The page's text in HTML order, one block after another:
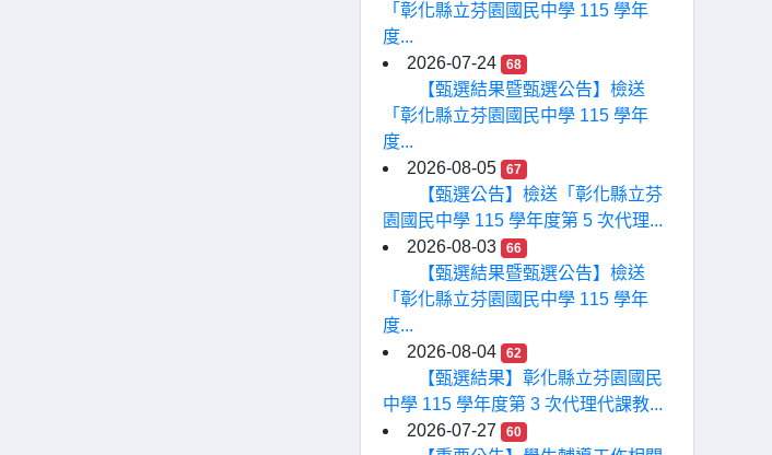
「彰化縣立芬園國民中學 115 學年
度...
2026-07-24
68
【甄選結果暨甄選公告】檢送
「彰化縣立芬園國民中學 115 學年
度...
2026-08-05
67
【甄選公告】檢送「彰化縣立芬
園國民中學 115 學年度第 5 次代理...
2026-08-03
66
【甄選結果暨甄選公告】檢送
「彰化縣立芬園國民中學 115 學年
度...
2026-08-04
62
【甄選結果】彰化縣立芬園國民
中學 115 學年度第 3 次代理代課教...
2026-07-27
60